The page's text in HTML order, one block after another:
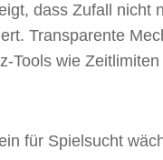
dass Zufall nicht
Transparente
Tools wie
für Spielsucht